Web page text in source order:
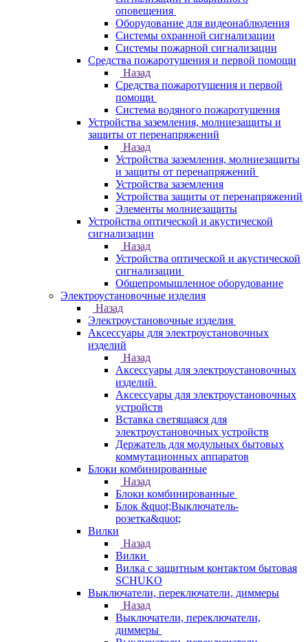
оповещения
Оборудование для видеонаблюдения
Системы охранной сигнализации
Системы пожарной сигнализации
Средства пожаротушения и первой помощи
Назад
Средства пожаротушения и первой
помощи
Система водяного пожаротушения
Устройства заземления, молниезащиты и
защиты от перенапряжений
Назад
Устройства заземления, молниезащиты
и защиты от перенапряжений
Устройства заземления
Устройства защиты от перенапряжений
Элементы молниезащиты
Устройства оптической и акустической
сигнализации
Назад
Устройства оптической и акустической
сигнализации
Общепромышленное оборудование
Электроустановочные изделия
Назад
Электроустановочные изделия
Аксессуары для электроустановочных
изделий
Назад
Аксессуары для электроустановочных
изделий
Аксессуары для электроустановочных
устройств
Вставка светящаяся для
электроустановочных устройств
Держатель для модульных бытовых
коммутационных аппаратов
Блоки комбинированные
Назад
Блоки комбинированные
Блок &quot;Выключатель-
розетка&quot;
Вилки
Назад
Вилки
Вилка с защитным контактом бытовая
SCHUKO
Выключатели, переключатели, диммеры
Назад
Выключатели, переключатели,
диммеры